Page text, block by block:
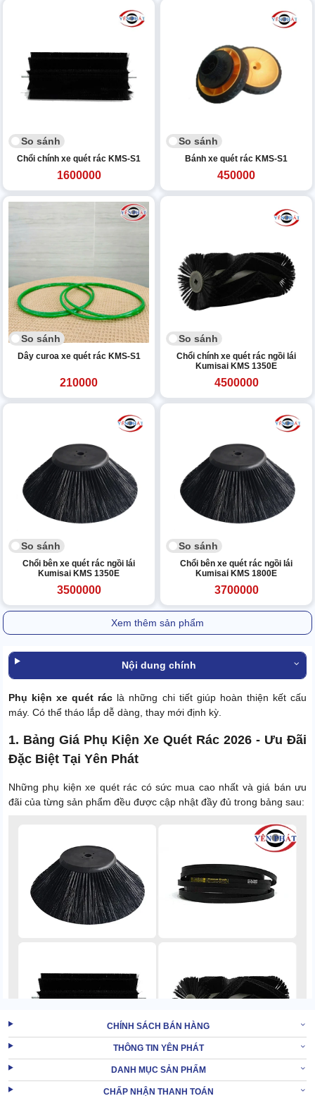
So sánh
Chổi chính xe quét rác KMS-S1
1600000
So sánh
Bánh xe quét rác KMS-S1
450000
So sánh
Dây curoa xe quét rác KMS-S1
210000
So sánh
Chổi chính xe quét rác ngồi lái
Kumisai KMS 1350E
4500000
So sánh
Chổi bên xe quét rác ngồi lái
Kumisai KMS 1350E
3500000
So sánh
Chổi bên xe quét rác ngồi lái
Kumisai KMS 1800E
3700000
Xem thêm sản phẩm
Nội dung chính
Phụ kiện xe quét rác là những chi tiết giúp hoàn thiện kết cấu
máy. Có thể tháo lắp dễ dàng, thay mới định kỳ.
1. Bảng Giá Phụ Kiện Xe Quét Rác 2026 - Ưu Đãi
Đặc Biệt Tại Yên Phát
Những phụ kiện xe quét rác có sức mua cao nhất và giá bán ưu
đãi của từng sản phẩm đều được cập nhật đầy đủ trong bảng sau:
Tên sản phẩm
Giá thành
CHÍNH SÁCH BÁN HÀNG
THÔNG TIN YÊN PHÁT
DANH MỤC SẢN PHẨM
CHẤP NHẬN THANH TOÁN